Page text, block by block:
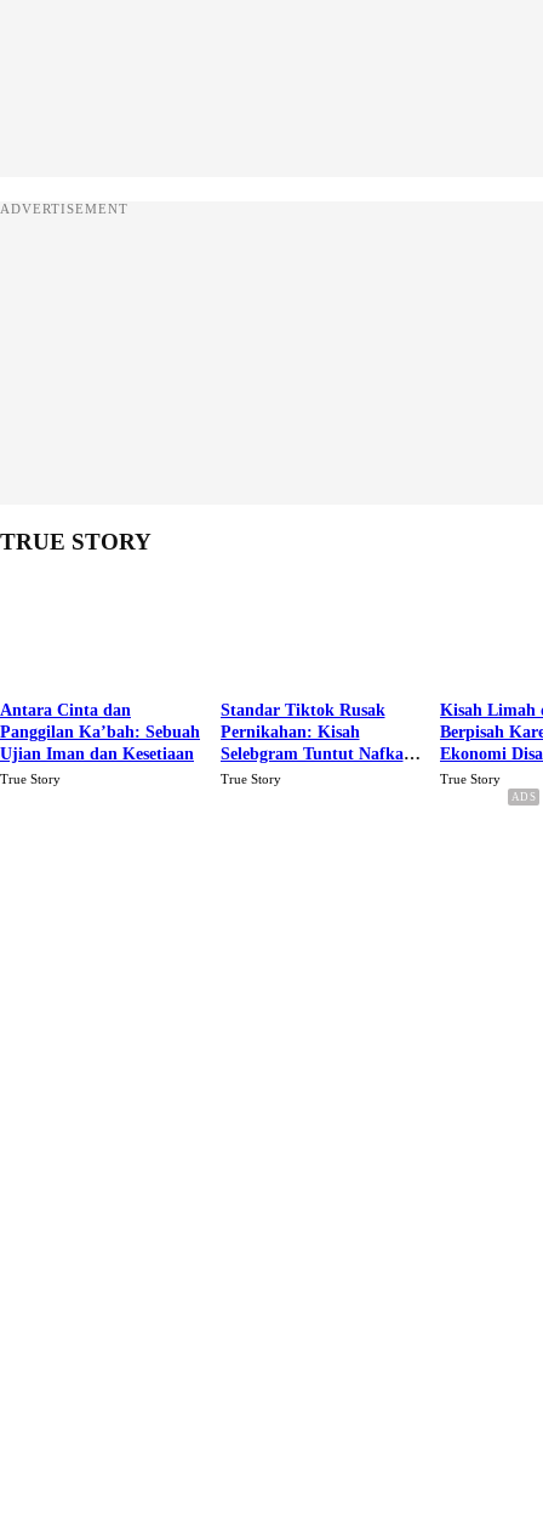
ADVERTISEMENT
TRUE STORY
Antara Cinta dan
Panggilan Ka’bah: Sebuah
Ujian Iman dan Kesetiaan
True Story
Standar Tiktok Rusak
Pernikahan: Kisah
Selebgram Tuntut Nafkah
Rp.15 Juta Perbulan
True Story
Kisah Limah
Berpisah
Ekonomi
Karena Cinta
True Story